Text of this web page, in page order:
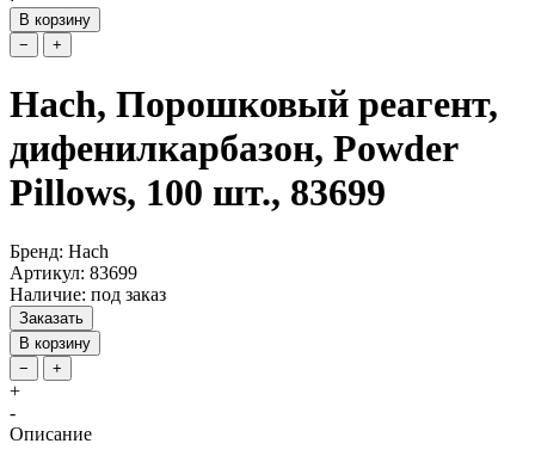
В корзину
−
+
Hach, Порошковый реагент,
дифенилкарбазон, Powder
Pillows, 100 шт., 83699
Бренд: Hach
Артикул: 83699
Наличие: под заказ
Заказать
В корзину
−
+
+
-
Описание